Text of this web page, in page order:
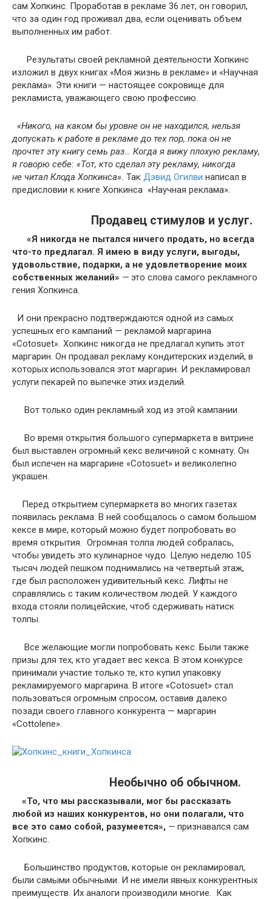
сам Хопкинс. Проработав в рекламе 36 лет, он говорил,
что за один год проживал два, если оценивать объем
выполненных им работ.
Результаты своей рекламной деятельности Хопкинс
изложил в двух книгах «Моя жизнь в рекламе» и «Научная
реклама». Эти книги — настоящее сокровище для
рекламиста, уважающего свою профессию.
«Никого, на каком бы уровне он не находился, нельзя
допускать к работе в рекламе до тех пор, пока он не
прочтет эту книгу семь раз… Когда я вижу плохую рекламу,
я говорю себе: «Тот, кто сделал эту рекламу, никогда
не читал Клода Хопкинса». Так Дэвид Огилви написал в
предисловии к книге Хопкинса «Научная реклама».
Продавец стимулов и услуг.
«Я никогда не пытался ничего продать, но всегда
что-то предлагал. Я имею в виду услуги, выгоды,
удовольствие, подарки, а не удовлетворение моих
собственных желаний» — это слова самого рекламного
гения Хопкинса.
И они прекрасно подтверждаются одной из самых
успешных его кампаний — рекламой маргарина
«Cotosuet». Хопкинс никогда не предлагал купить этот
маргарин. Он продавал рекламу кондитерских изделий, в
которых использовался этот маргарин. И рекламировал
услуги пекарей по выпечке этих изделий.
Вот только один рекламный ход из этой кампании.
Во время открытия большого супермаркета в витрине
был выставлен огромный кекс величиной с комнату. Он
был испечен на маргарине «Cotosuet» и великолепно
украшен.
Перед открытием супермаркета во многих газетах
появилась реклама. В ней сообщалось о самом большом
кексе в мире, который можно будет попробовать во
время открытия. Огромная толпа людей собралась,
чтобы увидеть это кулинарное чудо. Целую неделю 105
тысяч людей пешком поднимались на четвертый этаж,
где был расположен удивительный кекс. Лифты не
справлялись с таким количеством людей. У каждого
входа стояли полицейские, чтоб сдерживать натиск
толпы.
Все желающие могли попробовать кекс. Были также
призы для тех, кто угадает вес кекса. В этом конкурсе
принимали участие только те, кто купил упаковку
рекламируемого маргарина. В итоге «Cotosuet» стал
пользоваться огромным спросом, оставив далеко
позади своего главного конкурента — маргарин
«Cottolene».
Необычно об обычном.
«То, что мы рассказывали, мог бы рассказать
любой из наших конкурентов, но они полагали, что
все это само собой, разумеется», — признавался сам
Хопкинс.
Большинство продуктов, которые он рекламировал,
были самыми обычными. И не имели явных конкурентных
преимуществ. Их аналоги производили многие. Как